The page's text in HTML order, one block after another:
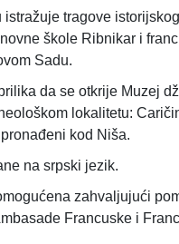
istražuje tragove
škole Ribnikar i
Sadu.
da se otkrije Muzej
lokalitetu:
kod Niša.
na srpski jezik.
zahvaljujući
Francuske i